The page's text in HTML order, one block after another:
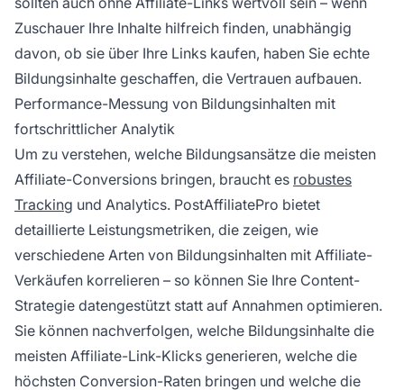
Zuschauer Ihre Inhalte hilfreich finden, unabhängig
davon, ob sie über Ihre Links kaufen, haben Sie echte
Bildungsinhalte geschaffen, die Vertrauen aufbauen.
Performance-Messung von Bildungsinhalten mit
fortschrittlicher Analytik
Um zu verstehen, welche Bildungsansätze die meisten
Affiliate-Conversions bringen, braucht es robustes
Tracking und Analytics. PostAffiliatePro bietet
detaillierte Leistungsmetriken, die zeigen, wie
verschiedene Arten von Bildungsinhalten mit Affiliate-
Verkäufen korrelieren – so können Sie Ihre Content-
Strategie datengestützt statt auf Annahmen optimieren.
Sie können nachverfolgen, welche Bildungsinhalte die
meisten Affiliate-Link-Klicks generieren, welche die
höchsten Conversion-Raten bringen und welche die